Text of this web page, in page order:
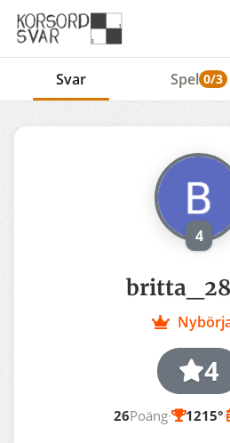
Svar Spel 0/3
4
4
26Poäng· 1215°·